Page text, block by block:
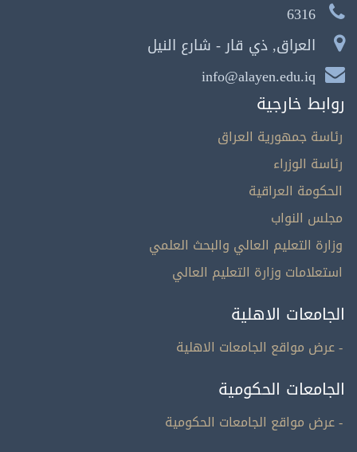
6316
العراق, ذي قار - شارع النيل
info@alayen.edu.iq
روابط خارجية
رئاسة جمهورية العراق
رئاسة الوزراء
الحكومة العراقية
مجلس النواب
وزارة التعليم العالي والبحث العلمي
استعلامات وزارة التعليم العالي
الجامعات الاهلية
- عرض مواقع الجامعات الاهلية
الجامعات الحكومية
- عرض مواقع الجامعات الحكومية